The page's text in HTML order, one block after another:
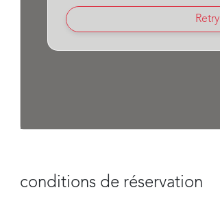
Retry
conditions de réservation